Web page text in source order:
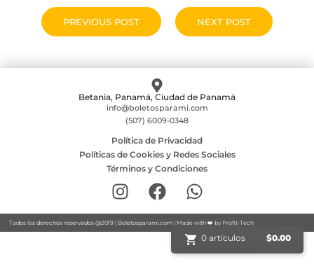
PREVIOUS POST NEXT POST
Betania, Panamá, Ciudad de Panamá
info@boletosparami.com
(507) 6009-0348
Política de Privacidad
Políticas de Cookies y Redes Sociales
Términos y Condiciones
Todos los derechos reservados @2019 | Boletosparami.com | Made with ❤️ by Profit-Tech
0 artículos $0.00